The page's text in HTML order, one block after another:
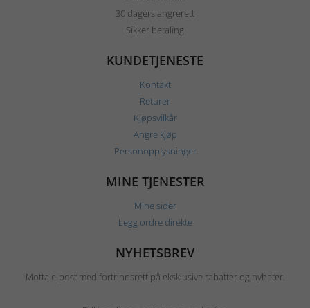
30 dagers angrerett
Sikker betaling
KUNDETJENESTE
Kontakt
Returer
Kjøpsvilkår
Angre kjøp
Personopplysninger
MINE TJENESTER
Mine sider
Legg ordre direkte
NYHETSBREV
Motta e-post med fortrinnsrett på eksklusive rabatter og nyheter.